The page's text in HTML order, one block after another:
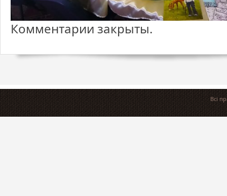
Комментарии закрыты.
Всі